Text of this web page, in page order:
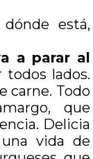
está,
a parar al
lados.
carne. Todo
que
Delicia
vida de